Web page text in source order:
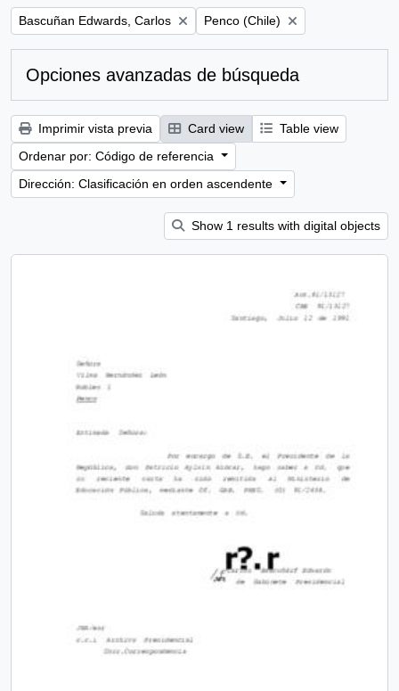
Remove filter:
Bascuñan Edwards, Carlos Remove filter:
Penco (Chile)
Opciones avanzadas de búsqueda
Imprimir vista previa Card view
Table view
Ordenar por: Código de referencia
Dirección: Clasificación en orden ascendente
Show 1 results with digital objects